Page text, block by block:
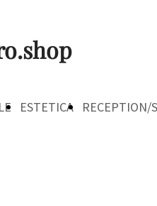
ESTETICA RECEPTION/